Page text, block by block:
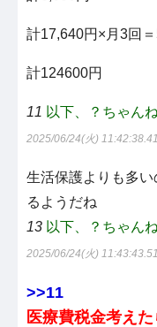
計17,640円×月3回
計124600円
11 以下、？ちゃん
2025/06/24(火)
生活保護よりも多
るようだね
13 以下、？ちゃん
2025/06/24(火)
>>11
医療費税金考え